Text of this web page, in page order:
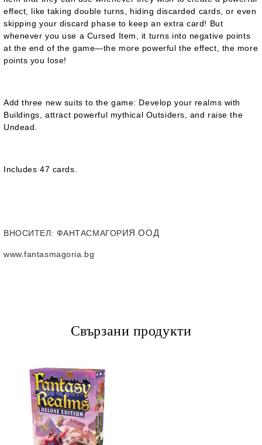
effect, like taking double turns, hiding discarded cards, or even
skipping your discard phase to keep an extra card! But
whenever you use a Cursed Item, it turns into negative points
at the end of the game—the more powerful the effect, the more
points you lose!
Add three new suits to the game: Develop your realms with
Buildings, attract powerful mythical Outsiders, and raise the
Undead.
Includes 47 cards.
ВНОСИТЕЛ: ФАНТАСМАГОРИЯ ООД
www.fantasmagoria.bg
Свързани продукти